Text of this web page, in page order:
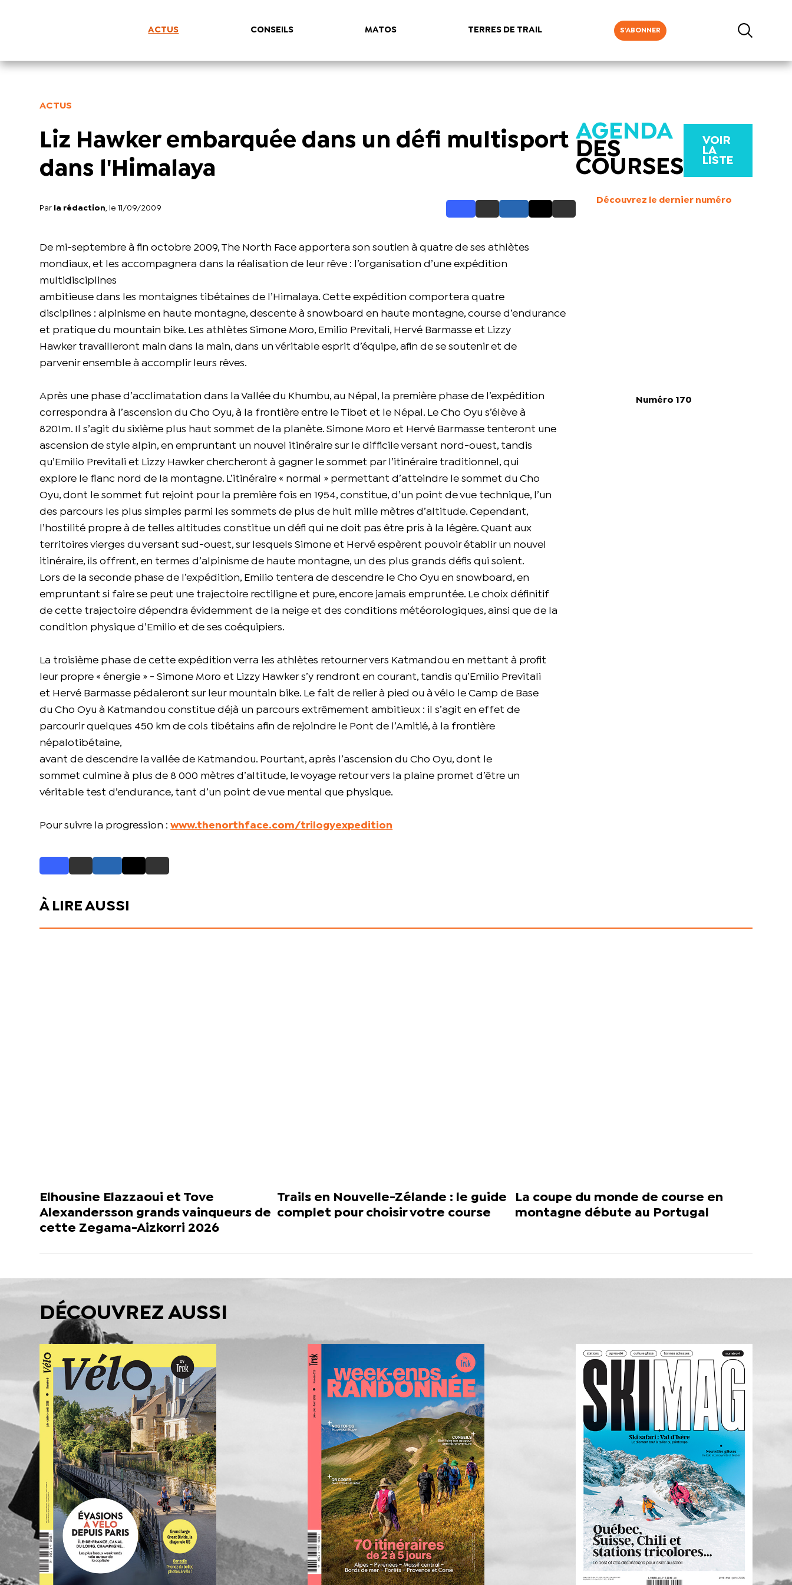
ACTUS CONSEILS MATOS TERRES DE TRAIL S'ABONNER
ACTUS
Liz Hawker embarquée dans un défi multisport
dans l'Himalaya
Par la rédaction , le 11/09/2009
De mi-septembre à fin octobre 2009, The North Face apportera son soutien à quatre de ses athlètes
mondiaux, et les accompagnera dans la réalisation de leur rêve : l’organisation d’une expédition
multidisciplines
ambitieuse dans les montaignes tibétaines de l’Himalaya. Cette expédition comportera quatre
disciplines : alpinisme en haute montagne, descente à snowboard en haute montagne, course d’endurance
et pratique du mountain bike. Les athlètes Simone Moro, Emilio Previtali, Hervé Barmasse et Lizzy
Hawker travailleront main dans la main, dans un véritable esprit d’équipe, afin de se soutenir et de
parvenir ensemble à accomplir leurs rêves.
Après une phase d’acclimatation dans la Vallée du Khumbu, au Népal, la première phase de l’expédition
correspondra à l’ascension du Cho Oyu, à la frontière entre le Tibet et le Népal. Le Cho Oyu s’élève à
8201m. Il s’agit du sixième plus haut sommet de la planète. Simone Moro et Hervé Barmasse tenteront une
ascension de style alpin, en empruntant un nouvel itinéraire sur le difficile versant nord-ouest, tandis
qu’Emilio Previtali et Lizzy Hawker chercheront à gagner le sommet par l’itinéraire traditionnel, qui
explore le flanc nord de la montagne. L’itinéraire « normal » permettant d’atteindre le sommet du Cho
Oyu, dont le sommet fut rejoint pour la première fois en 1954, constitue, d’un point de vue technique, l’un
des parcours les plus simples parmi les sommets de plus de huit mille mètres d’altitude. Cependant,
l’hostilité propre à de telles altitudes constitue un défi qui ne doit pas être pris à la légère. Quant aux
territoires vierges du versant sud-ouest, sur lesquels Simone et Hervé espèrent pouvoir établir un nouvel
itinéraire, ils offrent, en termes d’alpinisme de haute montagne, un des plus grands défis qui soient.
Lors de la seconde phase de l’expédition, Emilio tentera de descendre le Cho Oyu en snowboard, en
empruntant si faire se peut une trajectoire rectiligne et pure, encore jamais empruntée. Le choix définitif
de cette trajectoire dépendra évidemment de la neige et des conditions météorologiques, ainsi que de la
condition physique d’Emilio et de ses coéquipiers.
La troisième phase de cette expédition verra les athlètes retourner vers Katmandou en mettant à profit
leur propre « énergie » - Simone Moro et Lizzy Hawker s’y rendront en courant, tandis qu’Emilio Previtali
et Hervé Barmasse pédaleront sur leur mountain bike. Le fait de relier à pied ou à vélo le Camp de Base
du Cho Oyu à Katmandou constitue déjà un parcours extrêmement ambitieux : il s’agit en effet de
parcourir quelques 450 km de cols tibétains afin de rejoindre le Pont de l’Amitié, à la frontière
népalotibétaine,
avant de descendre la vallée de Katmandou. Pourtant, après l’ascension du Cho Oyu, dont le
sommet culmine à plus de 8 000 mètres d’altitude, le voyage retour vers la plaine promet d’être un
véritable test d’endurance, tant d’un point de vue mental que physique.
Pour suivre la progression :www.thenorthface.com/trilogyexpedition
AGENDA
DES
COURSES
VOIR
LA
LISTE
Découvrez le dernier numéro
Numéro 170
À LIRE AUSSI
Elhousine Elazzaoui et Tove
Alexandersson grands vainqueurs de
cette Zegama-Aizkorri 2026
Trails en Nouvelle-Zélande : le guide
complet pour choisir votre course
La coupe du monde de course en
montagne débute au Portugal
DÉCOUVREZ AUSSI